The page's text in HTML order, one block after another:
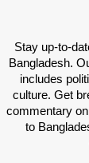
Stay up-to-
Bangladesh.
includes
culture. Get
commentary
to